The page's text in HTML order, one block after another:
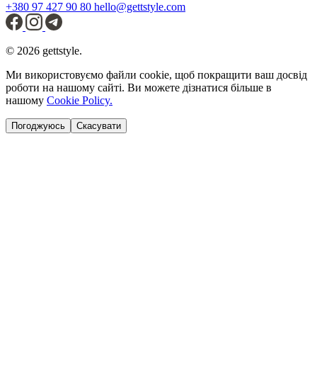
+380 97 427 90 80 hello@gettstyle.com
© 2026 gettstyle.
Ми використовуємо файли cookie, щоб покращити ваш досвід
роботи на нашому сайті. Ви можете дізнатися більше в
нашому Cookie Policy.
Погоджуюсь Скасувати